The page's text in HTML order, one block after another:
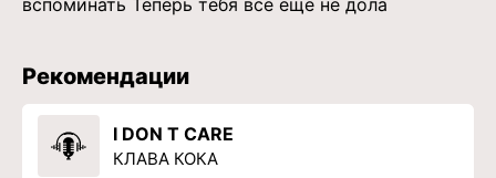
вспоминать Теперь тебя всё ещё не дола
Рекомендации
I DON T CARE
КЛАВА КОКА